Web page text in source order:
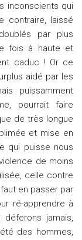
inconscients qui
contraire, laissé
par plus
fois à haute et
caduc ! Or ce
aidé par les
puissamment
pourrait faire
de très longue
et mise en
qui puisse nous
de moins
celle contre
faut en passer par
ré-apprendre à
jamais,
des hommes,